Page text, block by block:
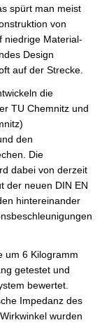
spürt man meist
von
niedrige Material-
Design
auf der Strecke.
die
TU Chemnitz und
den
Die
dabei von derzeit
der neuen DIN EN
hintereinander
um 6 Kilogramm
getestet und
bewertet.
Impedanz des
wurden